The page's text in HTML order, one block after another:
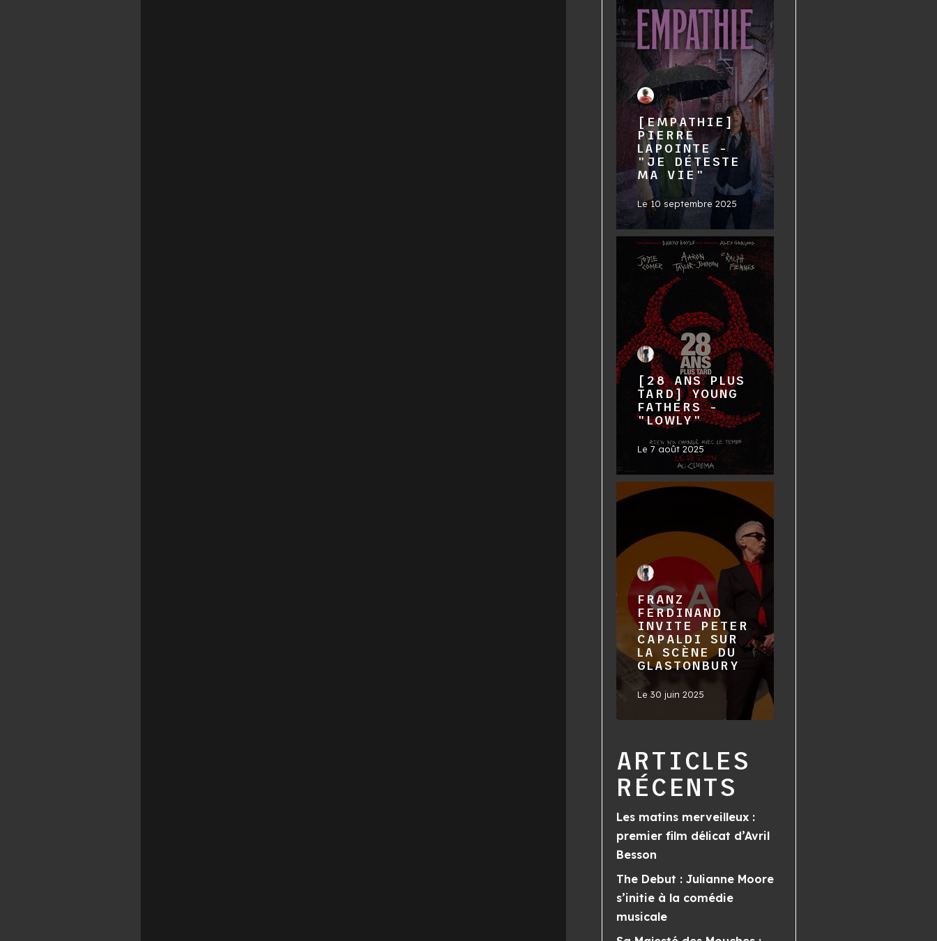
[EMPATHIE]
PIERRE
LAPOINTE -
"JE DÉTESTE
MA VIE"
Le10 septembre 2025
[28 ANS PLUS
TARD] YOUNG
FATHERS -
"LOWLY"
Le7 août 2025
FRANZ
FERDINAND
INVITE PETER
CAPALDI SUR
LA SCÈNE DU
GLASTONBURY
Le30 juin 2025
ARTICLES
RÉCENTS
Les matins merveilleux :
premier film délicat d’Avril
Besson
The Debut : Julianne Moore
s’initie à la comédie
musicale